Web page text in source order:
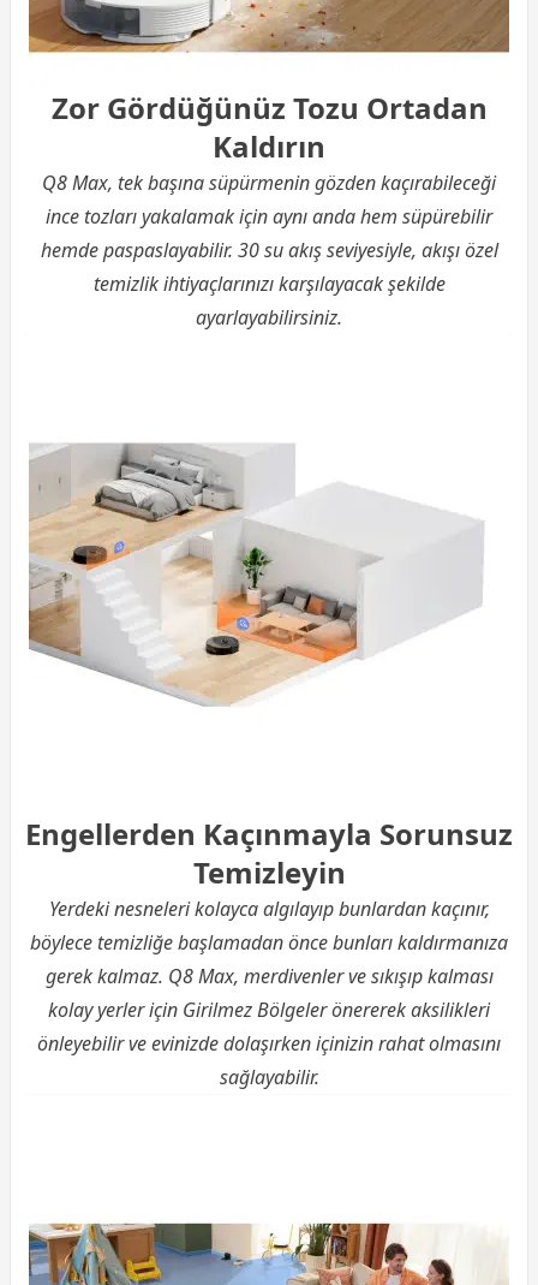
Zor Gördüğünüz Tozu Ortadan
Kaldırın
Q8 Max, tek başına süpürmenin gözden kaçırabileceği
ince tozları yakalamak için aynı anda hem süpürebilir
hemde paspaslayabilir. 30 su akış seviyesiyle, akışı özel
temizlik ihtiyaçlarınızı karşılayacak şekilde
ayarlayabilirsiniz.
Engellerden Kaçınmayla Sorunsuz
Temizleyin
Yerdeki nesneleri kolayca algılayıp bunlardan kaçınır,
böylece temizliğe başlamadan önce bunları kaldırmanıza
gerek kalmaz. Q8 Max, merdivenler ve sıkışıp kalması
kolay yerler için Girilmez Bölgeler önererek aksilikleri
önleyebilir ve evinizde dolaşırken içinizin rahat olmasını
sağlayabilir.